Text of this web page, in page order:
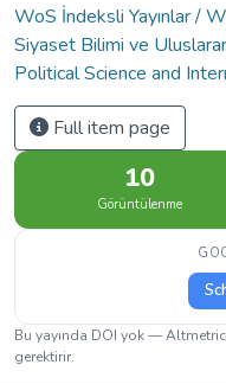
WoS İndeksli Yayınlar /
Siyaset Bilimi ve
Political Science and
Full item page
10
Görüntülenme
Bu yayında DOI yok —
gerektirir.